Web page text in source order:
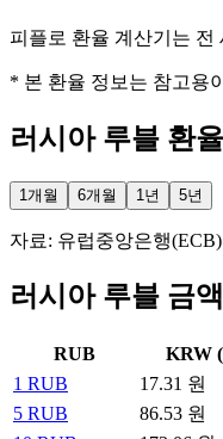
피플로 환율 계산기는 전
* 본 환율 정보는 참고용
러시아 루블 환
1개월 6개월 1년 5년
자료: 유럽중앙은행
러시아 루블 금
RUB
KRW
1 RUB 17.31 원
5 RUB 86.53 원